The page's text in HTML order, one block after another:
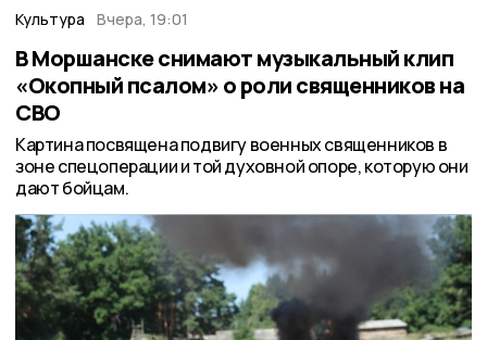
Культура Вчера, 19:01
В Моршанске снимают музыкальный клип
«Окопный псалом» о роли священников на
СВО
Картина посвящена подвигу военных священников в
зоне спецоперации и той духовной опоре, которую они
дают бойцам.